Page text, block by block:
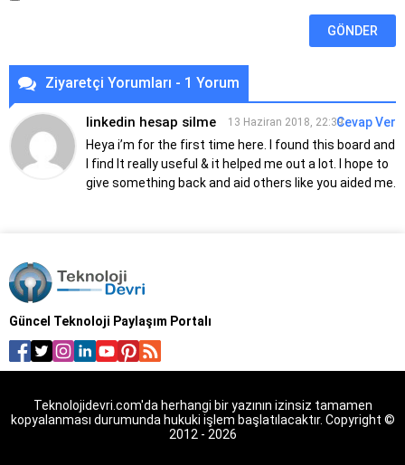
Ziyaretçi Yorumları - 1 Yorum
linkedin hesap silme 13 Haziran 2018, 22:39
Heya i’m for the first time here. I found this board and
I find It really useful & it helped me out a lot. I hope to
give something backand aid others like you aided me.
Cevap Ver
Güncel Teknoloji Paylaşım Portalı
Teknolojidevri.com'da herhangi bir yazının izinsiz tamamen
kopyalanması durumunda hukuki işlem başlatılacaktır. Copyright ©
2012 - 2026